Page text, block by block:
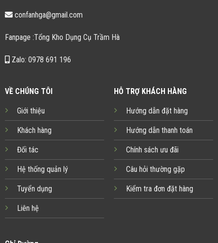
confanhga@gmail.com
Fanpage :Tổng Kho Dụng Cụ Trầm Hà
Zalo: 0978 691 196
VỀ CHÚNG TÔI
Giới thiệu
Khách hàng
Đối tác
Hệ thống quản lý
Tuyển dụng
Liên hệ
HỖ TRỢ KHÁCH HÀNG
Hướng dẫn đặt hàng
Hướng dẫn thanh toán
Chính sách ưu đãi
Câu hỏi thường gặp
Kiểm tra đơn đặt hàng